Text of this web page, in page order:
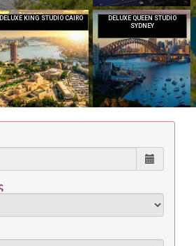
DELUXE QUEEN STUDIO
SYDNEY
DELUXE KING STUDIO CAIRO